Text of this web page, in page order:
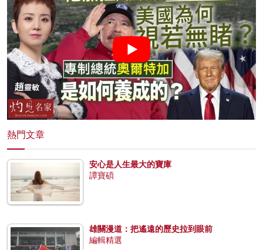
熱門文章
安心是人生最大的寶庫
譚寶碩
雄關漫道：把遙遠的歷史拉到眼前
編輯精選